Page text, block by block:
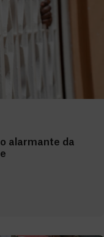
alarmante da